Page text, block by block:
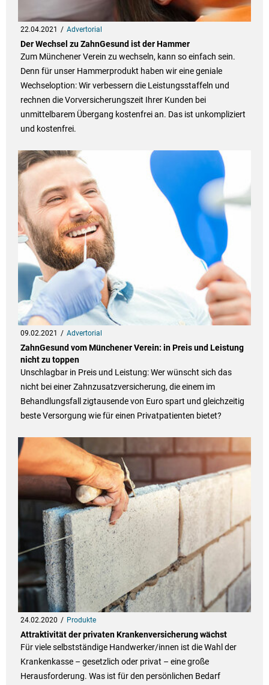
22.04.2021 Advertorial
Der Wechsel zu ZahnGesund ist der Hammer
Zum Münchener Verein zu wechseln, kann so einfach sein.
Denn für unser Hammerprodukt haben wir eine geniale
Wechseloption: Wir verbessern die Leistungsstaffeln und
rechnen die Vorversicherungszeit Ihrer Kunden bei
unmittelbarem Übergang kostenfrei an. Das ist unkompliziert
und kostenfrei.
09.02.2021 Advertorial
ZahnGesund vom Münchener Verein: in Preis und Leistung
nicht zu toppen
Unschlagbar in Preis und Leistung: Wer wünscht sich das
nicht bei einer Zahnzusatzversicherung, die einem im
Behandlungsfall zigtausende von Euro spart und gleichzeitig
beste Versorgung wie für einen Privatpatienten bietet?
24.02.2020 Produkte
Attraktivität der privaten Krankenversicherung wächst
Für viele selbstständige Handwerker/innen ist die Wahl der
Krankenkasse – gesetzlich oder privat – eine große
Herausforderung. Was ist für den persönlichen Bedarf